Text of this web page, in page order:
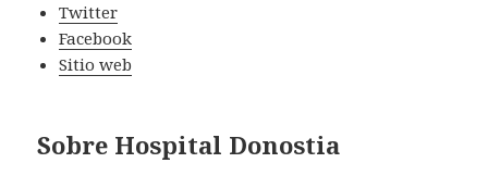
Twitter
Facebook
Sitio web
Sobre Hospital Donostia